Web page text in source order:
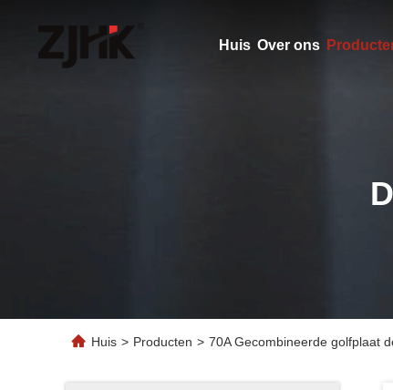
Huis Over ons
Huis > Producten > 70A Gecombineerde golfplaat